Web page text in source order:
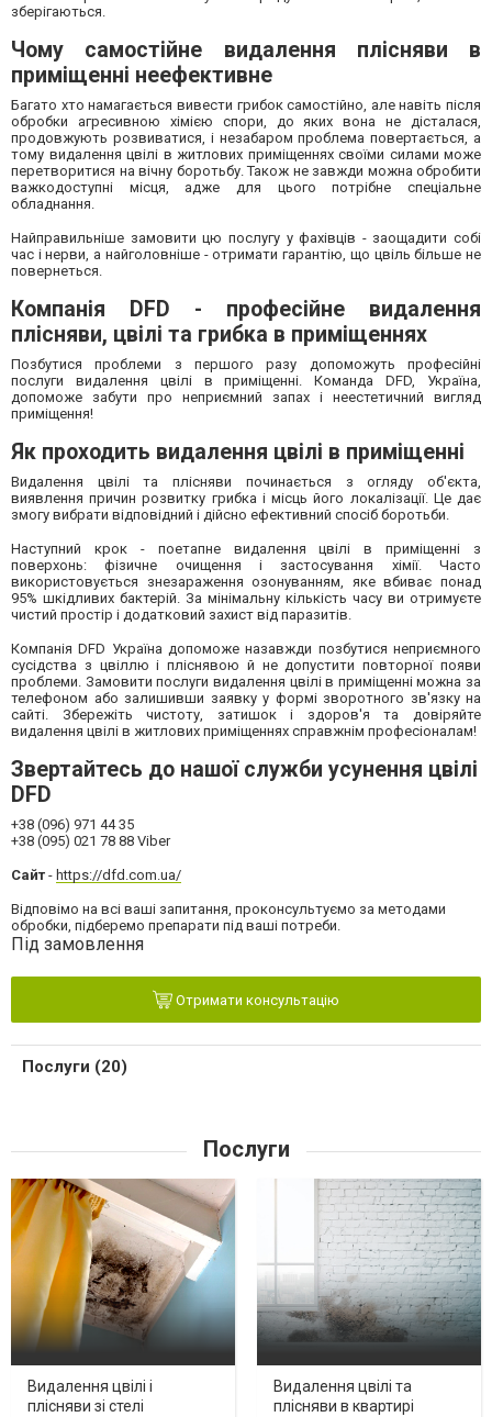
зберігаються.
Чому самостійне видалення плісняви в
приміщенні неефективне
Багато хто намагається вивести грибок самостійно, але навіть після
обробки агресивною хімією спори, до яких вона не дісталася,
продовжують розвиватися, і незабаром проблема повертається, а
тому видалення цвілі в житлових приміщеннях своїми силами може
перетворитися на вічну боротьбу. Також не завжди можна обробити
важкодоступні місця, адже для цього потрібне спеціальне
обладнання.
Найправильніше замовити цю послугу у фахівців - заощадити собі
час і нерви, а найголовніше - отримати гарантію, що цвіль більше не
повернеться.
Компанія DFD - професійне видалення
плісняви, цвілі та грибка в приміщеннях
Позбутися проблеми з першого разу допоможуть професійні
послуги видалення цвілі в приміщенні. Команда DFD, Україна,
допоможе забути про неприємний запах і неестетичний вигляд
приміщення!
Як проходить видалення цвілі в приміщенні
Видалення цвілі та плісняви починається з огляду об'єкта,
виявлення причин розвитку грибка і місць його локалізації. Це дає
змогу вибрати відповідний і дійсно ефективний спосіб боротьби.
Наступний крок - поетапне видалення цвілі в приміщенні з
поверхонь: фізичне очищення і застосування хімії. Часто
використовується знезараження озонуванням, яке вбиває понад
95% шкідливих бактерій. За мінімальну кількість часу ви отримуєте
чистий простір і додатковий захист від паразитів.
Компанія DFD Україна допоможе назавжди позбутися неприємного
сусідства з цвіллю і пліснявою й не допустити повторної появи
проблеми. Замовити послуги видалення цвілі в приміщенні можна за
телефоном або залишивши заявку у формі зворотного зв'язку на
сайті. Збережіть чистоту, затишок і здоров'я та довіряйте
видалення цвілі в житлових приміщеннях справжнім професіоналам!
Звертайтесь до нашої служби усунення цвілі
DFD
+38 (096) 971 44 35
+38 (095) 021 78 88 Viber
Сайт - https://dfd.com.ua/
Відповімо на всі ваші запитання, проконсультуємо за методами
обробки, підберемо препарати під ваші потреби.
Під замовлення
Отримати консультацію
Послуги (20)
Послуги
Видалення цвілі і
плісняви зі стелі
Видалення цвілі та
плісняви в квартирі